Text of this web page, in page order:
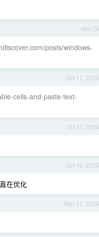
Mar 25
posts/windows-
Oct 17, 2025
cells-and-paste-text-
Oct 17, 2025
Oct 16, 2025
在优化
Sep 11, 2025